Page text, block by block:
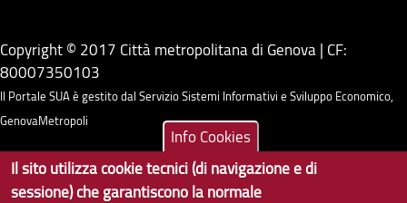
Copyright © 2017 Città metropolitana di Genova | CF:
80007350103
Il Portale SUA è gestito dal Servizio Sistemi Informativi e Sviluppo Economico,
GenovaMetropoli
Tecnologie e Accessibilità
Info Cookies
Il sito utilizza cookie tecnici (di navigazione e di
sessione) che garantiscono la normale